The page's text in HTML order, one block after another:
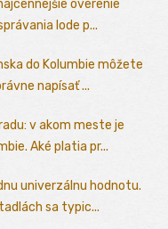
overenie
lode p...
do Kolumbie môžete
napísať ...
v akom meste je
Aké platia pr...
univerzálnu hodnotu.
sa typic...